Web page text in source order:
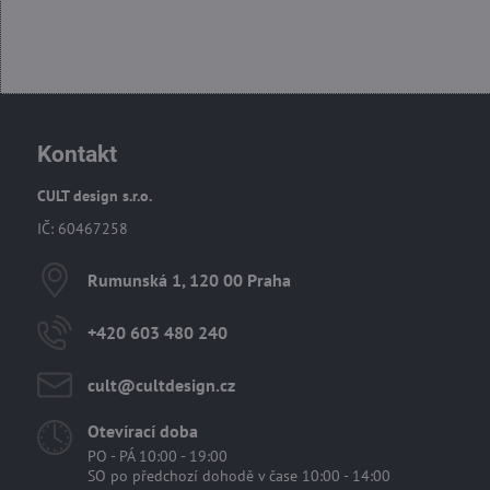
Kontakt
CULT design s.r.o.
IČ: 60467258
Rumunská 1, 120 00 Praha
+420 603 480 240
cult​@cultdesign​.cz
Otevírací doba
PO - PÁ 10:00 - 19:00
SO po předchozí dohodě v čase 10:00 - 14:00